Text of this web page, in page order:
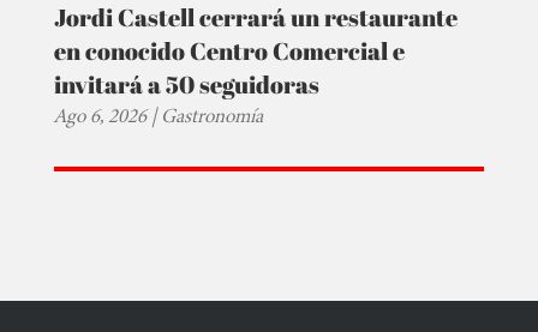
Jordi Castell cerrará un restaurante
en conocido Centro Comercial e
invitará a 50 seguidoras
Ago 6, 2026|Gastronomía